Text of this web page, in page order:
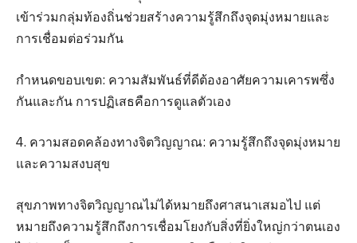
เข้าร่วมกลุ่มท้องถิ่นช่วยสร้างความรู้สึกถึงจุดมุ่งหมายและ
การเชื่อมต่อร่วมกัน
กำหนดขอบเขต: ความสัมพันธ์ที่ดีต้องอาศัยความเคารพซึ่ง
กันและกัน การปฏิเสธคือการดูแลตัวเอง
4. ความสอดคล้องทางจิตวิญญาณ: ความรู้สึกถึงจุดมุ่งหมาย
และความสงบสุข
สุขภาพทางจิตวิญญาณไม่ได้หมายถึงศาสนาเสมอไป แต่
หมายถึงความรู้สึกถึงการเชื่อมโยงกับสิ่งที่ยิ่งใหญ่กว่าตนเอง